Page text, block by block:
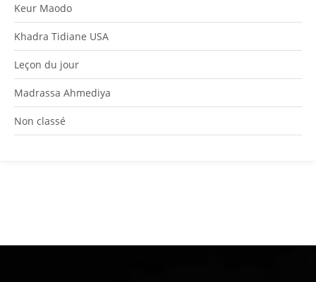
Keur Maodo
Khadra Tidiane USA
Leçon du jour
Madrassa Ahmediya
Non classé